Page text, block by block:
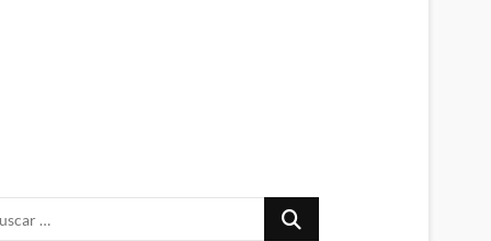
Buscar